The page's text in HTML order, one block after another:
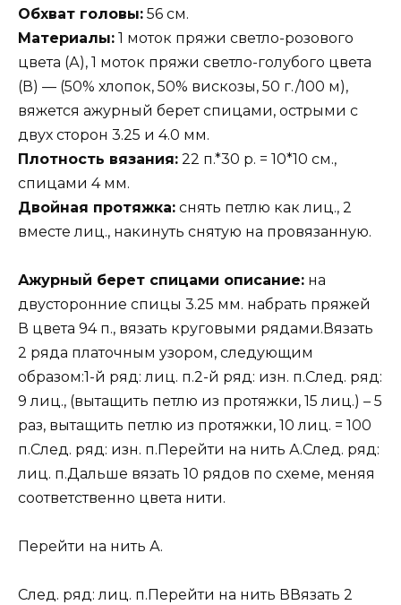
Обхват головы: 56 см.
Материалы: 1 моток пряжи светло-розового
цвета (А), 1 моток пряжи светло-голубого цвета
(В) — (50% хлопок, 50% вискозы, 50 г./100 м),
вяжется ажурный берет спицами, острыми с
двух сторон 3.25 и 4.0 мм.
Плотность вязания: 22 п.*30 р. = 10*10 см.,
спицами 4 мм.
Двойная протяжка: снять петлю как лиц., 2
вместе лиц., накинуть снятую на провязанную.
Ажурный берет спицами описание: на
двусторонние спицы 3.25 мм. набрать пряжей
В цвета 94 п., вязать круговыми рядами.Вязать
2 ряда платочным узором, следующим
образом:1-й ряд: лиц. п.2-й ряд: изн. п.След. ряд:
9 лиц., (вытащить петлю из протяжки, 15 лиц.) – 5
раз, вытащить петлю из протяжки, 10 лиц. = 100
п.След. ряд: изн. п.Перейти на нить А.След. ряд:
лиц. п.Дальше вязать 10 рядов по схеме, меняя
соответственно цвета нити.
Перейти на нить А.
След. ряд: лиц. п.Перейти на нить ВВязать 2